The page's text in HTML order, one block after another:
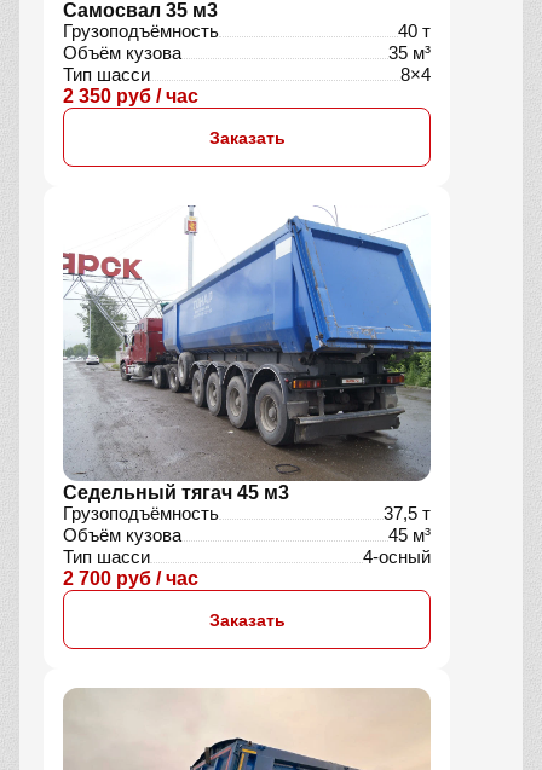
Самосвал 35 м3
Грузоподъёмность
40 т
Объём кузова
35 м³
Тип шасси
8×4
2 350 руб / час
Заказать
Седельный тягач 45 м3
Грузоподъёмность
37,5 т
Объём кузова
45 м³
Тип шасси
4-осный
2 700 руб / час
Заказать